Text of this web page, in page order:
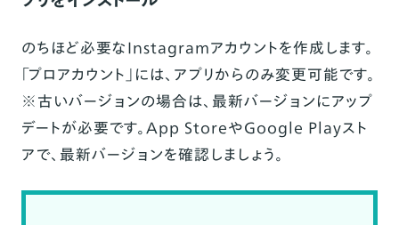
のちほど必要なInstagramアカウントを作成します。
「プロアカウント」には、アプリからのみ変更可能です。
※古いバージョンの場合は、最新バージョンにアップ
デートが必要です。App StoreやGoogle Playスト
アで、最新バージョンを確認しましょう。